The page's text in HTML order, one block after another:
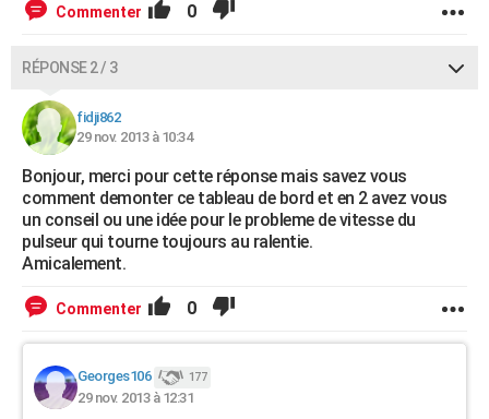
Commenter 0
RÉPONSE 2 / 3
fidji862
29 nov. 2013 à 10:34
Bonjour, merci pour cette réponse mais savez vous
comment demonter ce tableau de bord et en 2 avez vous
un conseil ou une idée pour le probleme de vitesse du
pulseur qui tourne toujours au ralentie.
Amicalement.
Commenter 0
Georges106 177
29 nov. 2013 à 12:31